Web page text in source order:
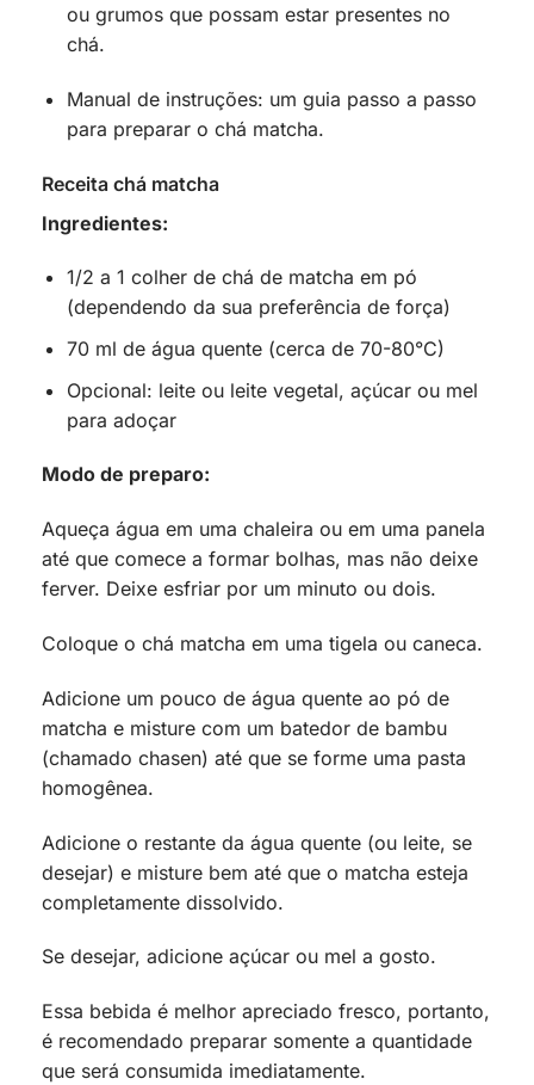
ou grumos que possam estar presentes no
chá.
Manual de instruções: um guia passo a passo
para preparar o chá matcha.
Receita chá matcha
Ingredientes:
1/2 a 1 colher de chá de matcha em pó
(dependendo da sua preferência de força)
70 ml de água quente (cerca de 70-80°C)
Opcional: leite ou leite vegetal, açúcar ou mel
para adoçar
Modo de preparo:
Aqueça água em uma chaleira ou em uma panela
até que comece a formar bolhas, mas não deixe
ferver. Deixe esfriar por um minuto ou dois.
Coloque o chá matcha em uma tigela ou caneca.
Adicione um pouco de água quente ao pó de
matcha e misture com um batedor de bambu
(chamado chasen) até que se forme uma pasta
homogênea.
Adicione o restante da água quente (ou leite, se
desejar) e misture bem até que o matcha esteja
completamente dissolvido.
Se desejar, adicione açúcar ou mel a gosto.
Essa bebida é melhor apreciado fresco, portanto,
é recomendado preparar somente a quantidade
que será consumida imediatamente.